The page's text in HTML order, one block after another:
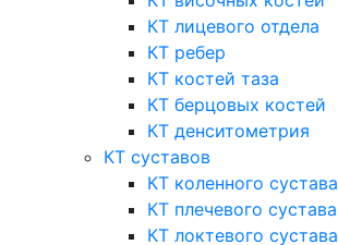
КТ лицевого отдела
КТ ребер
КТ костей таза
КТ берцовых костей
КТ денситометрия
КТ суставов
КТ коленного сустава
КТ плечевого сустава
КТ локтевого сустава